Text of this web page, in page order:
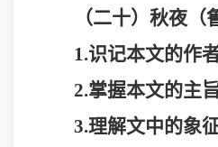
（二十）秋夜（
1.识记本文的作
2.掌握本文的主旨
3.理解文中的象